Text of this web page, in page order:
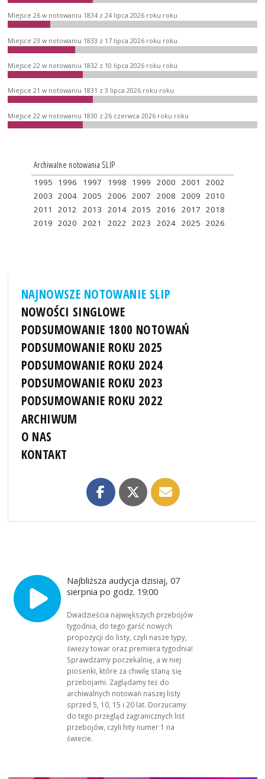
Miejsce 26 w notowaniu 1834 z 24 lipca 2026 roku roku
Miejsce 23 w notowaniu 1833 z 17 lipca 2026 roku roku
Miejsce 22 w notowaniu 1832 z 10 lipca 2026 roku roku
Miejsce 21 w notowaniu 1831 z 3 lipca 2026 roku roku
Miejsce 22 w notowaniu 1830 z 26 czerwca 2026 roku roku
Archiwalne notowania SLIP
1995 1996 1997 1998 1999 2000 2001
2002
2003 2004 2005 2006 2007 2008 2009 2010
2011
2012 2013 2014 2015 2016 2017 2018
2019 2020 2021 2022 2023 2024 2025 2026
NAJNOWSZE NOTOWANIE SLIP
NOWOŚCI SINGLOWE
PODSUMOWANIE 1800 NOTOWAŃ
PODSUMOWANIE ROKU 2025
PODSUMOWANIE ROKU 2024
PODSUMOWANIE ROKU 2023
PODSUMOWANIE ROKU 2022
ARCHIWUM
O NAS
KONTAKT
Najbliższa audycja dzisiaj, 07
sierpnia po godz. 19:00
Dwadzieścia największych przebojów
tygodnia, do tego garść nowych
propozycji do listy, czyli nasze typy,
świeży towar oraz premiera tygodnia!
Sprawdzamy poczekalnię, a w niej
piosenki, które za chwilę staną się
przebojami. Zaglądamy też do
archiwalnych notowań naszej listy
sprzed 5, 10, 15 i 20 lat. Dorzucamy
do tego przegląd zagranicznych list
przebojów, czyli hity numer 1 na
świecie.